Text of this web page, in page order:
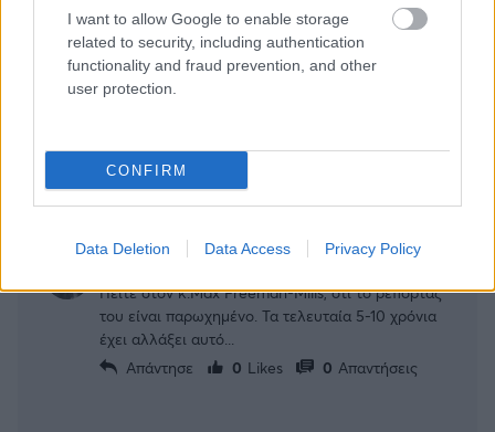
I want to allow Google to enable storage
related to security, including authentication
functionality and fraud prevention, and other
user protection.
CONFIRM
Data Deletion Data Access Privacy Policy
σου πρέπει να συνδεθείς
στο my gazzetta!
Πείτε στον κ.Max Freeman-Mills, ότι το ρεπορτάζ
του είναι παρωχημένο. Τα τελευταία 5-10 χρόνια
έχει αλλάξει αυτό...
Απάντησε
0 Likes 0 Απαντήσεις